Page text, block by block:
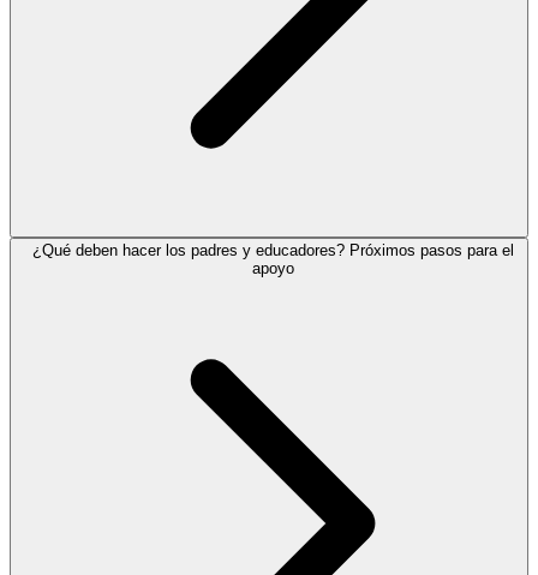
¿Qué deben hacer los padres y educadores? Próximos pasos para el
apoyo